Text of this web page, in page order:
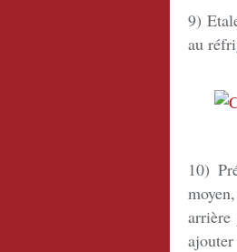
9)
au
10)